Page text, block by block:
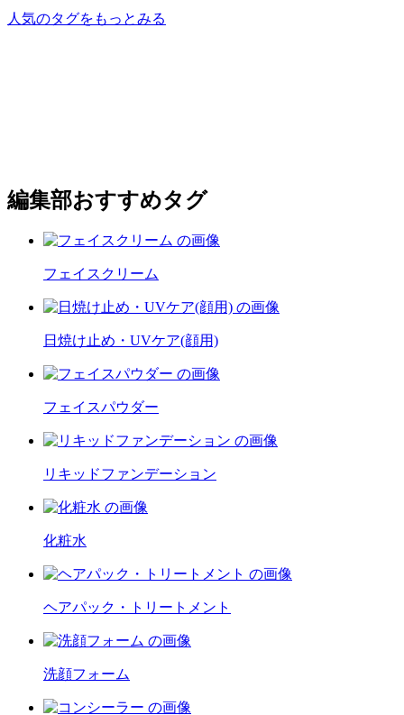
人気のタグをもっとみる
編集部おすすめタグ
フェイスクリーム
日焼け止め・UVケア(顔用)
フェイスパウダー
リキッドファンデーション
化粧水
ヘアパック・トリートメント
洗顔フォーム